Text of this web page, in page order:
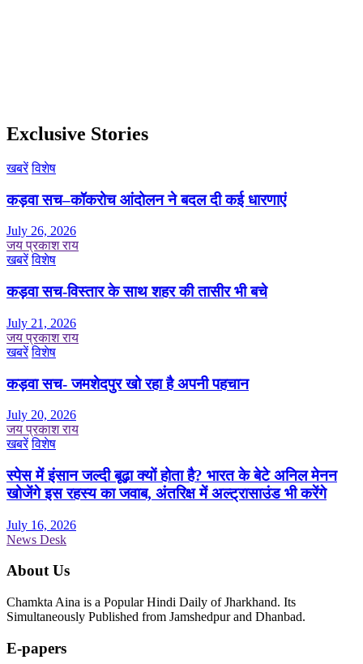
Exclusive Stories
खबरें विशेष
कड़वा सच–कॉकरोच आंदोलन ने बदल दी कई धारणाएं
July 26, 2026
जय प्रकाश राय
खबरें विशेष
कड़वा सच-विस्तार के साथ शहर की तासीर भी बचे
July 21, 2026
जय प्रकाश राय
खबरें विशेष
कड़वा सच- जमशेदपुर खो रहा है अपनी पहचान
July 20, 2026
जय प्रकाश राय
खबरें विशेष
स्पेस में इंसान जल्दी बूढ़ा क्यों होता है? भारत के बेटे अनिल मेनन
खोजेंगे इस रहस्य का जवाब, अंतरिक्ष में अल्ट्रासाउंड भी करेंगे
July 16, 2026
News Desk
About Us
Chamkta Aina is a Popular Hindi Daily of Jharkhand. Its
Simultaneously Published from Jamshedpur and Dhanbad.
E-papers